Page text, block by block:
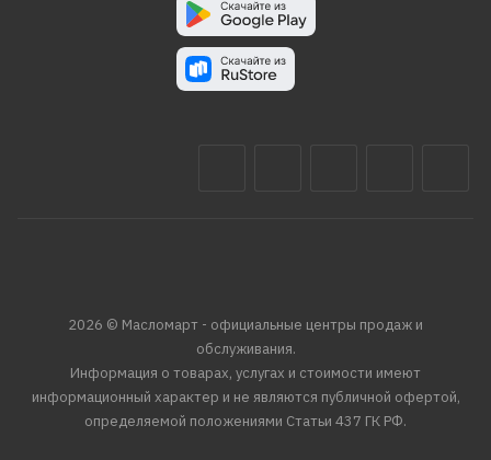
2026 © Масломарт - официальные центры продаж и
обслуживания.
Информация о товарах, услугах и стоимости имеют
информационный характер и не являются публичной офертой,
определяемой положениями Статьи 437 ГК РФ.